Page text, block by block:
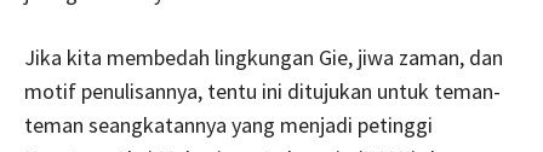
Jika kita membedah lingkungan Gie, jiwa zaman, dan
motif penulisannya, tentu ini ditujukan untuk teman-
teman seangkatannya yang menjadi petinggi